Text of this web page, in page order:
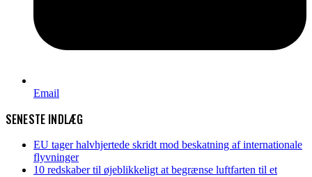
Email
SENESTE INDLÆG
EU tager halvhjertede skridt mod beskatning af internationale
flyvninger
10 redskaber til øjeblikkeligt at begrænse luftfarten til et